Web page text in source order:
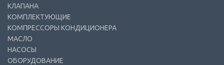
КЛАПАНА
КОМПЛЕКТУЮЩИЕ
КОМПРЕССОРЫ КОНДИЦИОНЕРА
МАСЛО
НАСОСЫ
ОБОРУДОВАНИЕ